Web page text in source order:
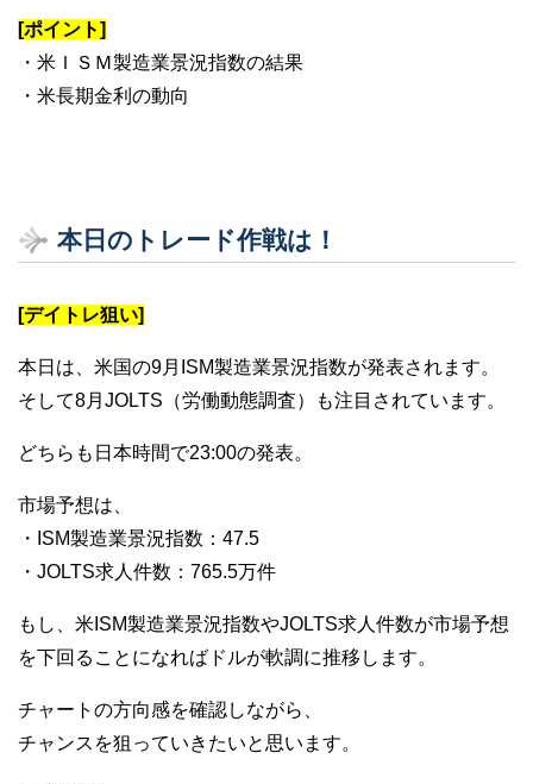
[ポイント]
・米ＩＳＭ製造業景況指数の結果
・米長期金利の動向
本日のトレード作戦は！
[デイトレ狙い]
本日は、米国の9月ISM製造業景況指数が発表されます。
そして8月JOLTS（労働動態調査）も注目されています。
どちらも日本時間で23:00の発表。
市場予想は、
・ISM製造業景況指数：47.5
・JOLTS求人件数：765.5万件
もし、米ISM製造業景況指数やJOLTS求人件数が市場予想
を下回ることになればドルが軟調に推移します。
チャートの方向感を確認しながら、
チャンスを狙っていきたいと思います。